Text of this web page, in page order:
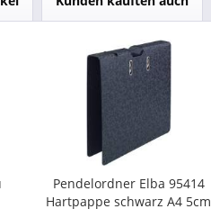
Pendelordner Elba 95414
Hartpappe schwarz A4 5cm